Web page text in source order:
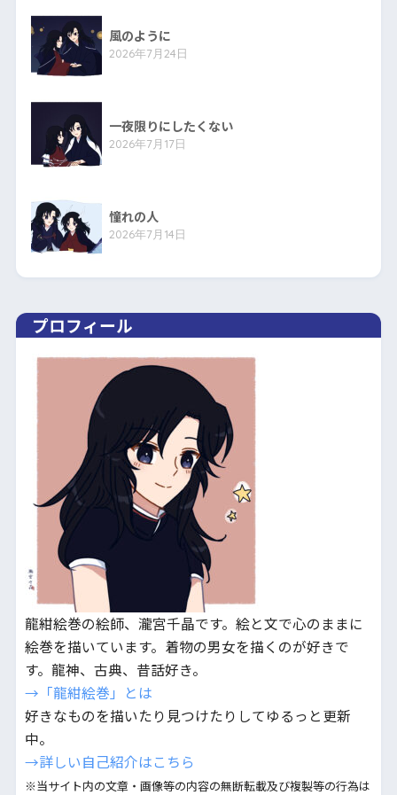
風のように
2026年7月24日
一夜限りにしたくない
2026年7月17日
憧れの人
2026年7月14日
プロフィール
龍紺絵巻の絵師、瀧宮千晶です。絵と文で心のままに
絵巻を描いています。着物の男女を描くのが好きで
す。龍神、古典、昔話好き。
→「龍紺絵巻」とは
好きなものを描いたり見つけたりしてゆるっと更新
中。
→詳しい自己紹介はこちら
※当サイト内の文章・画像等の内容の無断転載及び複製等の行為は